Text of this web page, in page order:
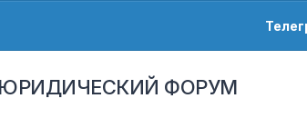
ФОРУМ